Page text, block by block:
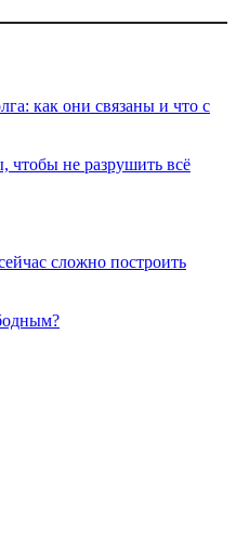
как они связаны и что с
чтобы не разрушить всё
сложно построить